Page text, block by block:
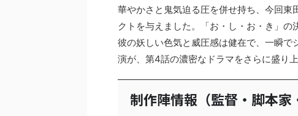
華やかさと鬼気迫る圧を併せ持ち、今回
クトを与えました。「お・し・お・き」
彼の妖しい色気と威圧感は健在で、一瞬
演が、第4話の濃密なドラマをさらに盛り上
制作陣情報（監督・脚本家